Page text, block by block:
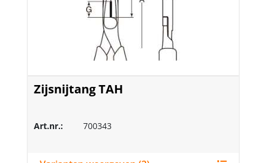
Zijsnijtang TAH
Art.nr.: 700343